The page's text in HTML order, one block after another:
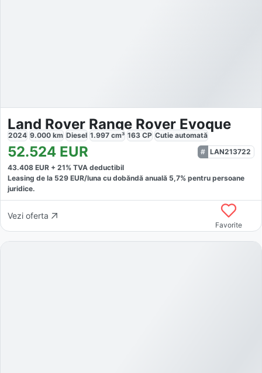
Land Rover Range Rover Evoque
2024 9.000 km Diesel 1.997 cm³ 163 CP Cutie automată
52.524 EUR
LAN213722
43.408 EUR + 21% TVA deductibil
Leasing de la 529 EUR/luna cu dobăndă anuală 5,7% pentru persoane
juridice.
Vezi oferta
Favorite